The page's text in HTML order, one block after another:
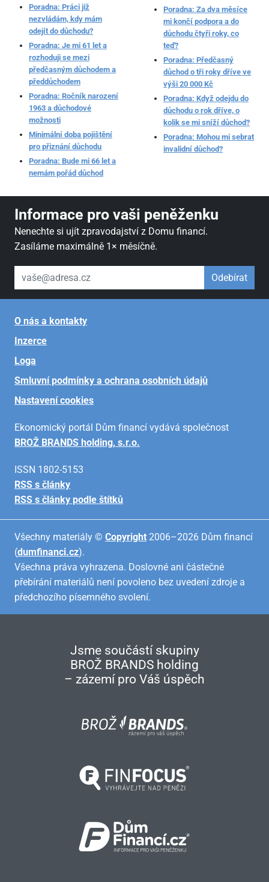
Poradna: Práci již
nezvládám, kdy mám
odejít do důchodu?
Poradna: Je mi 61 let a
rozhoduji se mezi
předčasným důchodem a
předdůchodem
Poradna: Ročník narození
1963 a důchodové
možnosti
Minimální doba pojištění
pro přiznání důchodu
Poradna: Bude mi 66 let a
nemám pořád důchod
Poradna: Za dva měsíce
mi končí podpora a do
důchodu čtyři roky, co
teď?
Poradna: Předčasný
důchod o tři roky dříve ve
výši 20 000 Kč
Poradna: Když odejdu do
důchodu o rok dříve, o
kolik se mi sníží důchod?
Poradna: Mohou mi sebrat
invalidní důchod?
Informace pro vaši peněženku
Nenechte si ujít zpravodajství z Domu financí.
Zasíláme maximálně 1× měsíčně.
váš email Odebírat
O nás a kontakty
Inzerce
Loga
Smluvní podmínky a ochrana osobních údajů
Nastavení cookies
Ekonomický portál Dům financí vydává společnost
BROŽ BRANDS holding, s.r.o.
ISSN 1802-5153
RSS s články
RSS s články podle štítků
Všechny materiály © Copyright 2006–2026 Dům financí
(dumfinanci.cz).
Všechna práva vyhrazena. Doslovné ani částečné
přebírání materiálů není povoleno bez uvedení zdroje a
předchozího písemného svolení.
Jsme součástí skupiny
BROŽ BRANDS holding
– zázemí pro Váš úspěch